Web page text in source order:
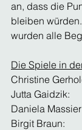
an, dass die
bleiben
wurden alle
Die Spiele in
Christine
Jutta Gaidzik:
Daniela Massier:
Birgit Braun: